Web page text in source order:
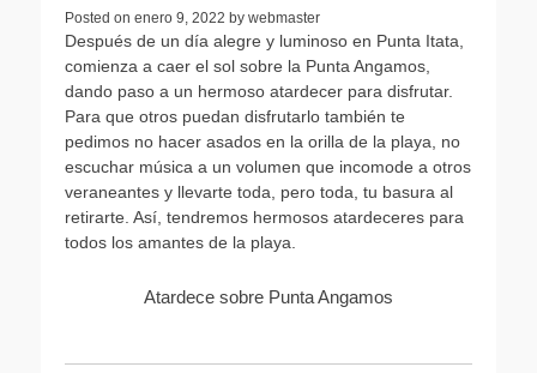
Posted on enero 9, 2022 by webmaster
Después de un día alegre y luminoso en Punta Itata,
comienza a caer el sol sobre la Punta Angamos,
dando paso a un hermoso atardecer para disfrutar.
Para que otros puedan disfrutarlo también te
pedimos no hacer asados en la orilla de la playa, no
escuchar música a un volumen que incomode a otros
veraneantes y llevarte toda, pero toda, tu basura al
retirarte. Así, tendremos hermosos atardeceres para
todos los amantes de la playa.
Atardece sobre Punta Angamos